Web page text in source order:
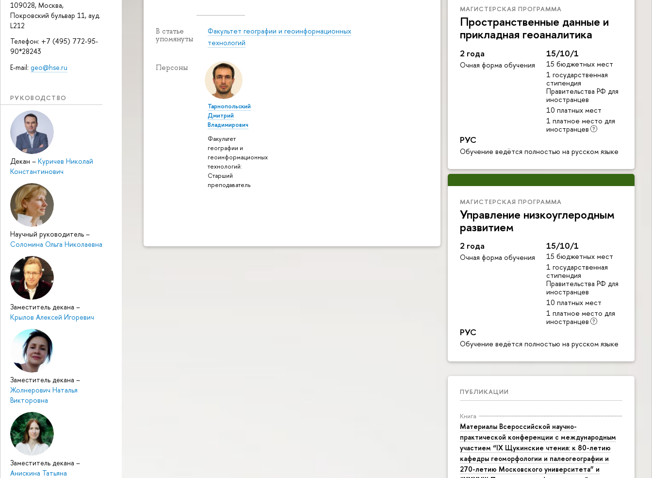
109028, Москва,
Покровский бульвар 11, ауд.
L212
Телефон: +7 (495) 772-95-
90*28243
E-mail: geo@hse.ru
РУКОВОДСТВО
Декан – Куричев Николай
Константинович
Научный руководитель –
Соломина Ольга Николаевна
Заместитель декана –
Крылов Алексей Игоревич
Заместитель декана –
Жолнерович Наталья
Викторовна
Заместитель декана –
Анискина Татьяна
МАГИСТЕРСКАЯ ПРОГРАММА
Пространственные данные и
прикладная геоаналитика
2 года
Очная форма обучения
15/10/1
15 бюджетных мест
1 государственная
стипендия
Правительства РФ для
иностранцев
10 платных мест
1 платное место для
иностранцев
РУС
Обучение ведётся полностью на русском языке
МАГИСТЕРСКАЯ ПРОГРАММА
Управление низкоуглеродным
развитием
2 года
Очная форма обучения
15/10/1
15 бюджетных мест
1 государственная
стипендия
Правительства РФ для
иностранцев
10 платных мест
1 платное место для
иностранцев
РУС
Обучение ведётся полностью на русском языке
ПУБЛИКАЦИИ
Книга
Материалы Всероссийской научно-
практической конференции с международным
участием “IX Щукинские чтения: к 80-летию
кафедры геоморфологии и палеогеографии и
270-летию Московского университета” и
В статье
упомянуты
Факультет географии и геоинформационных
технологий
Персоны
Тарнопольский
Дмитрий
Владимирович
Факультет
географии и
геоинформационных
технологий:
Старший
преподаватель